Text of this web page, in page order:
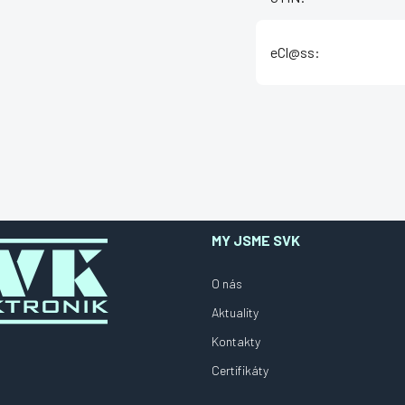
eCl@ss:
MY JSME SVK
O nás
Aktuality
Kontakty
Certifikáty